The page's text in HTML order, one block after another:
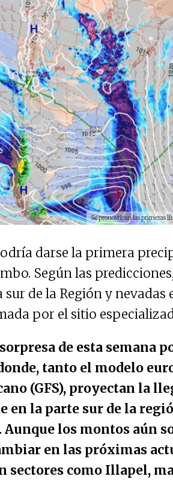
Se pronostican las primeras
darse la primera
Según las
de la Región y nevadas
por el sitio
de esta semana
tanto el modelo
(GFS), proyectan la
la parte sur de la
los montos aún
en las próximas
sectores como Illapel,